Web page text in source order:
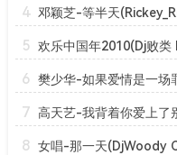
4 邓颖芝-等半天
5 欢乐中国年2010(Dj败类
6 樊少华-如果爱情是一场
7 高天艺-我背着你爱上了
8 女唱-那一天(DjWoody